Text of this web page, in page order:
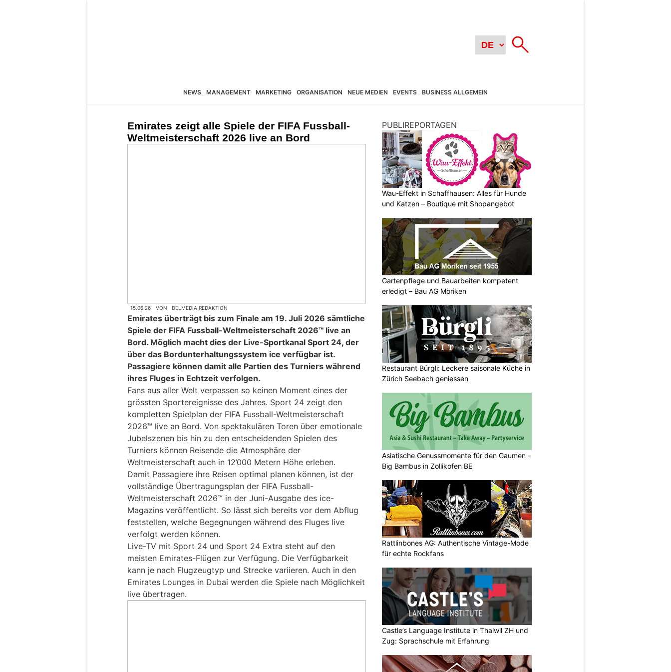
NEWS MANAGEMENT MARKETING ORGANISATION NEUE MEDIEN EVENTS BUSINESS ALLGEMEIN
Emirates zeigt alle Spiele der FIFA Fussball-
Weltmeisterschaft 2026 live an Bord
15.06.26 VON BELMEDIA REDAKTION
Emirates überträgt bis zum Finale am 19. Juli 2026 sämtliche
Spiele der FIFA Fussball-Weltmeisterschaft 2026™ live an
Bord. Möglich macht dies der Live-Sportkanal Sport 24, der
über das Bordunterhaltungssystem ice verfügbar ist.
Passagiere können damit alle Partien des Turniers während
ihres Fluges in Echtzeit verfolgen.
Fans aus aller Welt verpassen so keinen Moment eines der
grössten Sportereignisse des Jahres. Sport 24 zeigt den
kompletten Spielplan der FIFA Fussball-Weltmeisterschaft
2026™ live an Bord. Von spektakulären Toren über emotionale
Jubelszenen bis hin zu den entscheidenden Spielen des
Turniers können Reisende die Atmosphäre der
Weltmeisterschaft auch in 12’000 Metern Höhe erleben.
Damit Passagiere ihre Reisen optimal planen können, ist der
vollständige Übertragungsplan der FIFA Fussball-
Weltmeisterschaft 2026™ in der Juni-Ausgabe des ice-
Magazins veröffentlicht. So lässt sich bereits vor dem Abflug
feststellen, welche Begegnungen während des Fluges live
verfolgt werden können.
Live-TV mit Sport 24 und Sport 24 Extra steht auf den
meisten Emirates-Flügen zur Verfügung. Die Verfügbarkeit
kann je nach Flugzeugtyp und Strecke variieren. Auch in den
Emirates Lounges in Dubai werden die Spiele nach Möglichkeit
live übertragen.
PUBLIREPORTAGEN
Wau-Effekt in Schaffhausen: Alles für Hunde
und Katzen – Boutique mit Shopangebot
Gartenpflege und Bauarbeiten kompetent
erledigt – Bau AG Möriken
Restaurant Bürgli: Leckere saisonale Küche in
Zürich Seebach geniessen
Asiatische Genussmomente für den Gaumen –
Big Bambus in Zollikofen BE
Rattlinbones AG: Authentische Vintage-Mode
für echte Rockfans
Castle’s Language Institute in Thalwil ZH und
Zug: Sprachschule mit Erfahrung